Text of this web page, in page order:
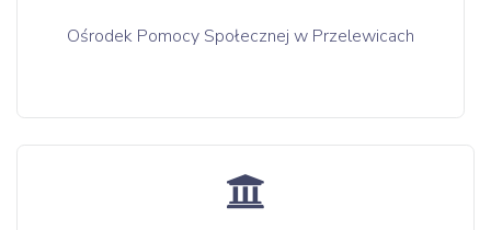
Ośrodek Pomocy Społecznej w Przelewicach